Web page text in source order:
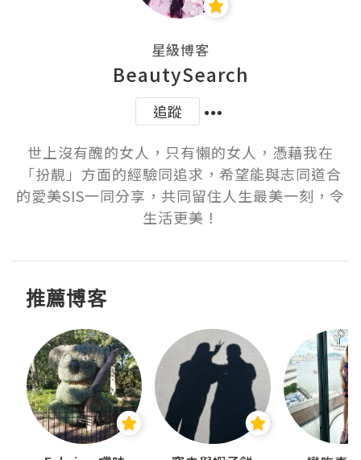
星級博客
BeautySearch
追蹤
世上沒有醜的女人，只有懶的女人，憑藉我在
「扮靚」方面的經驗同追求，希望能與志同道合
的愛美SIS一同分享，共同留住人生最美一刻，令
生活更美！
推薦博客